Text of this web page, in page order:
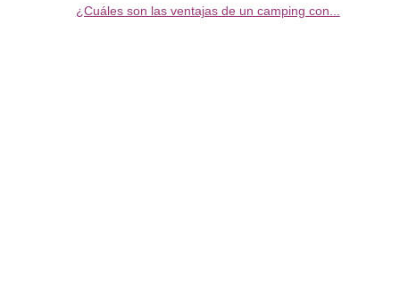
¿Cuáles son las ventajas de un camping con...